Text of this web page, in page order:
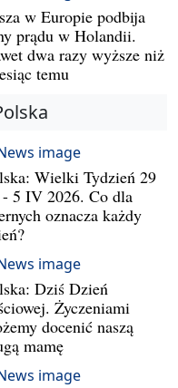
w Europie podbija
prądu w Holandii.
dwa razy wyższe niż
temu
Wielki Tydzień 29
5 IV 2026. Co dla
oznacza każdy
Dziś Dzień
Życzeniami
docenić naszą
mamę